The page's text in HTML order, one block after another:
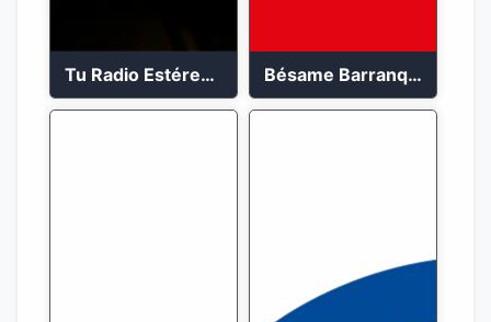
Tu Radio Estéreo 24/7 Bésame Barranquilla en vivo 88.6 FM